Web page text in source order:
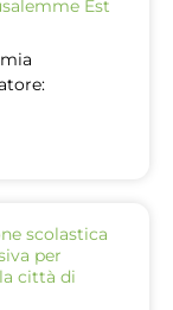
Est
scolastica
per
città di